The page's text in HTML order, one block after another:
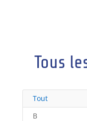
Tous
Tout
B